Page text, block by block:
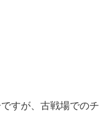
すが、古戦場でのチ